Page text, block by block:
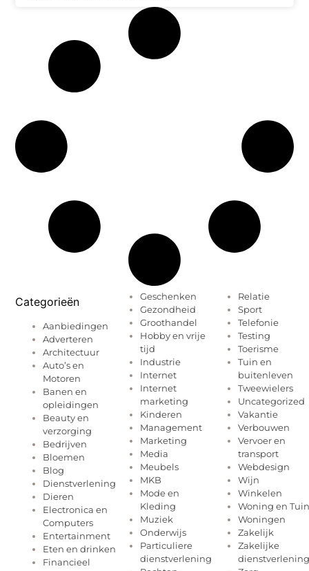
Categorieën
Aanbiedingen
Adverteren
Architectuur
Auto’s en
Motoren
Banen en
opleidingen
Beauty en
verzorging
Bedrijven
Bloemen
Blog
Dienstverlening
Dieren
Electronica en
Computers
Entertainment
Eten en drinken
Financieel
Geschenken
Gezondheid
Groothandel
Hobby en vrije
tijd
Industrie
Internet
Internet
marketing
Kinderen
Management
Marketing
Media
Meubels
MKB
Mode en
Kleding
Muziek
Onderwijs
Particuliere
dienstverlening
Relatie
Sport
Telefonie
Testing
Toerisme
Tuin en
buitenleven
Tweewielers
Uncategorized
Vakantie
Verbouwen
Vervoer en
transport
Webdesign
Wijn
Winkelen
Woning en Tuin
Woningen
Zakelijk
Zakelijke
dienstverlening